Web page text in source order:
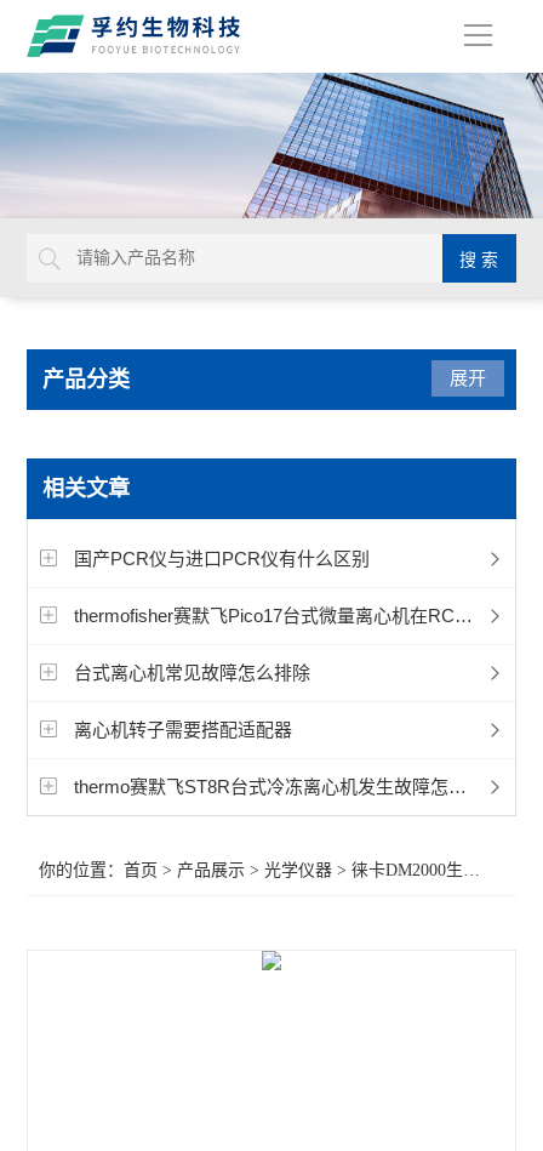
导
产品分类
USHIO牛尾检查光源装置检查灯
显微镜相机
徕卡Mateo TL倒置数字显微镜
孚约显微镜摄像头相机
蔡司Axioscope 7光学显微镜
相差显微镜
展开
相关文章
国产PCR仪与进口PCR仪有什么区别
thermofisher赛默飞Pico17台式微量离心机在RCF和转速哪个参数更重要？
台式离心机常见故障怎么排除
离心机转子需要搭配适配器
thermo赛默飞ST8R台式冷冻离心机发生故障怎么维修？
你的位置：首页 > 产品展示 >光学仪器 >徕卡DM2000生物显微镜